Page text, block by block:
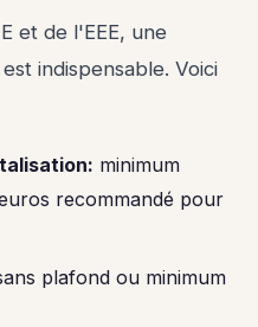
et de l'EEE, une
indispensable. Voici
minimum
recommandé pour
plafond ou minimum